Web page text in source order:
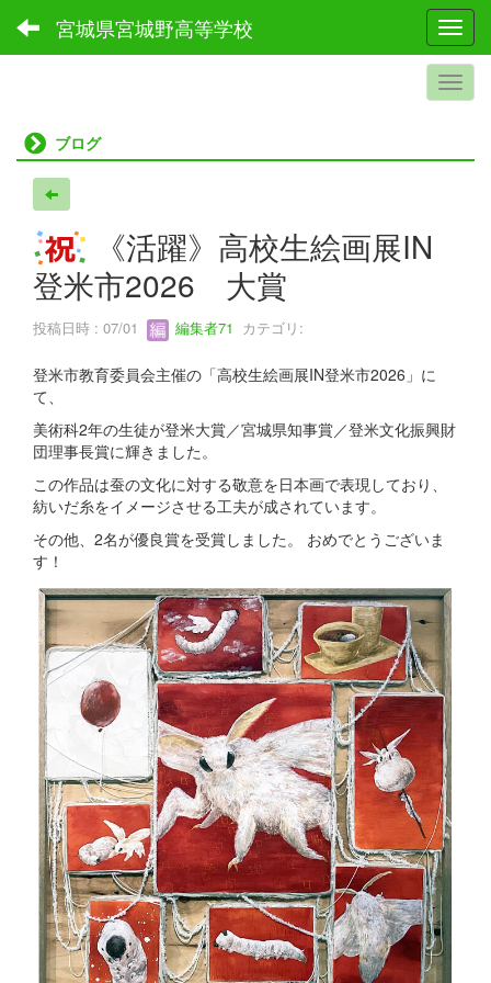
宮城県宮城野高等学校
ブログ
《活躍》高校生絵画展IN
登米市2026 大賞
投稿日時 : 07/01 編集者71 カテゴリ:
登米市教育委員会主催の「高校生絵画展IN登米市2026」に
て、
美術科2年の生徒が登米大賞／宮城県知事賞／登米文化振興財
団理事長賞に輝きました。
この作品は蚕の文化に対する敬意を日本画で表現しており、
紡いだ糸をイメージさせる工夫が成されています。
その他、2名が優良賞を受賞しました。 おめでとうございま
す！